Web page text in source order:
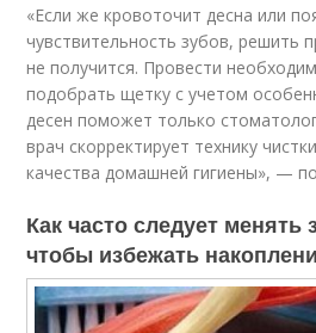
«Если же кровоточит десна или
чувствительность зубов, решить
не получится. Провести
подобрать щетку с учетом
десен поможет только
врач скорректирует технику
качества домашней гигиены», —
Как часто следует менять
чтобы избежать